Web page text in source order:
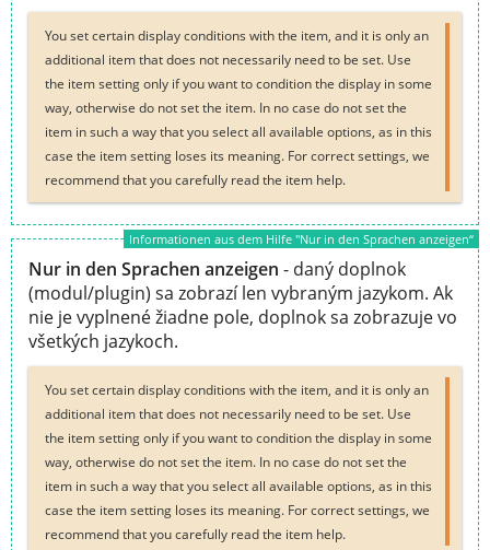
You set certain display conditions with the item, and it is only an
additional item that does not necessarily need to be set. Use
the item setting only if you want to condition the display in some
way, otherwise do not set the item. In no case do not set the
item in such a way that you select all available options, as in this
case the item setting loses its meaning. For correct settings, we
recommend that you carefully read the item help.
Informationen aus dem Hilfe "Nur in den Sprachen anzeigen“
Nur in den Sprachen anzeigen - daný doplnok
(modul/plugin) sa zobrazí len vybraným jazykom. Ak
nie je vyplnené žiadne pole, doplnok sa zobrazuje vo
všetkých jazykoch.
You set certain display conditions with the item, and it is only an
additional item that does not necessarily need to be set. Use
the item setting only if you want to condition the display in some
way, otherwise do not set the item. In no case do not set the
item in such a way that you select all available options, as in this
case the item setting loses its meaning. For correct settings, we
recommend that you carefully read the item help.